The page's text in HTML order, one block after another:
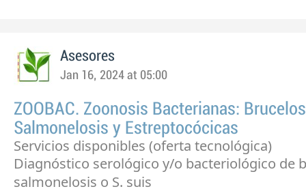
Asesores
Jan 16, 2024 at 05:00
ZOOBAC. Zoonosis Bacterianas:
Salmonelosis y Estreptocócicas
Servicios disponibles (oferta tecnológica)
Diagnóstico serológico y/o bacteriológico de
salmonelosis o S. suis